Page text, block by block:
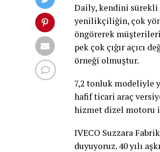
Daily, kendini sürekli
yenilikçiliğin, çok
öngörerek
pek çok çığır açıcı
örneği olmuştur.
7,2 tonluk modeliyle
hafif ticari araç
hizmet dizel motoru
IVECO Suzzara
duyuyoruz. 40 yılı